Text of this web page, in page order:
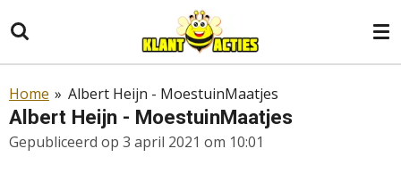
direct
naar
hoofdinhoud
Home » Albert Heijn - MoestuinMaatjes
Albert Heijn - MoestuinMaatjes
Gepubliceerd op 3 april 2021 om 10:01